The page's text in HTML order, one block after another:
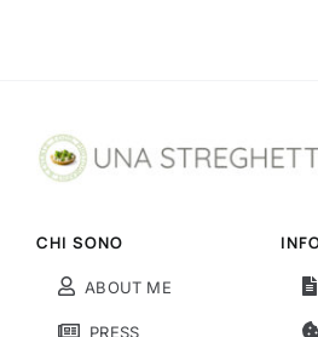
CHI SONO
ABOUT ME
PRESS